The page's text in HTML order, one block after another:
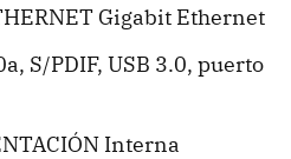
Gigabit Ethernet
S/PDIF, USB 3.0, puerto
Interna